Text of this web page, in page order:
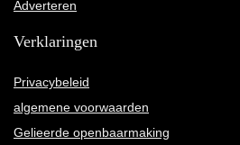
Adverteren
Verklaringen
Privacybeleid
algemene voorwaarden
Gelieerde openbaarmaking